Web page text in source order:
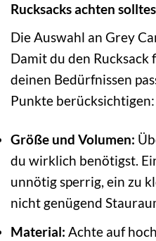
Rucksacks achten
Die Auswahl an Grey
Damit du den Rucksack
deinen Bedürfnissen
Punkte berücksichtigen:
Größe und Volumen:
du wirklich benötigst.
unnötig sperrig, ein zu
nicht genügend
Material: Achte auf